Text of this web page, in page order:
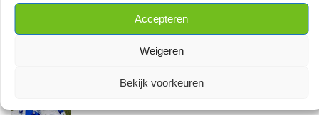
Accepteren
Weigeren
Bekijk voorkeuren
‘PSV MELDT ZICH IN ALKMAAR VOOR 24-
JARIGE TROY PARROTT’
MEXX MEERDINK (23) WAS BANG DAT HIJ